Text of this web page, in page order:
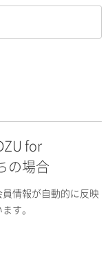
for
の場合
情報が自動的に反映
す。